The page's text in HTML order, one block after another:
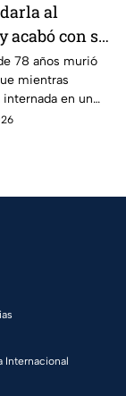
al
acabó con su
habría
su suegra
en Veracruz
78 años murió
mientras
en un
Internacional